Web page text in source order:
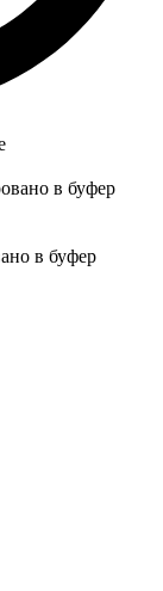
в буфер
в буфер